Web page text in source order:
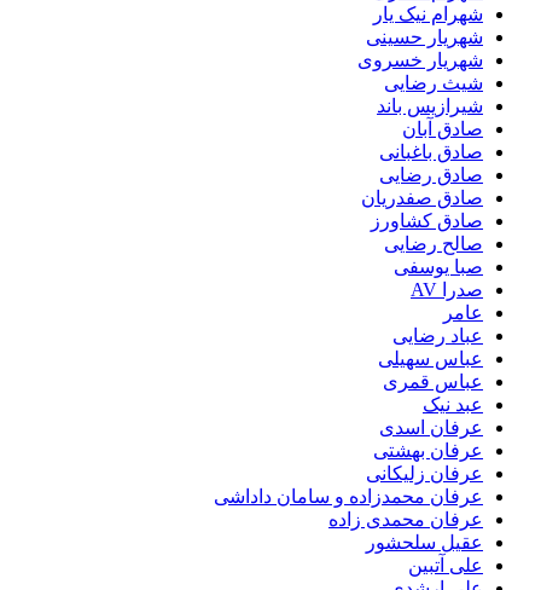
شهرام نیک یار
شهریار حسینی
شهریار خسروی
شیث رضایی
شیرازیس باند
صادق آبان
صادق باغبانی
صادق رضایی
صادق صفدریان
صادق کشاورز
صالح رضایی
صبا یوسفی
صدرا AV
عامر
عباد رضایی
عباس سهیلی
عباس قمری
عبد نیک
عرفان اسدی
عرفان بهشتی
عرفان زلیکانی
عرفان محمدزاده و سامان داداشی
عرفان محمدی زاده
عقیل سلحشور
علی آتبین